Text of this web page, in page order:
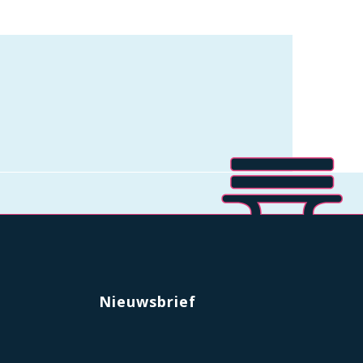
Nieuwsbrief